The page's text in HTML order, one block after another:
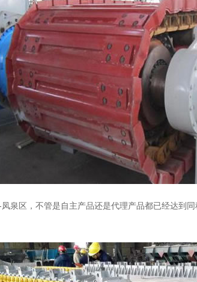
区，不管是自主产品还是代理产品都已经达到